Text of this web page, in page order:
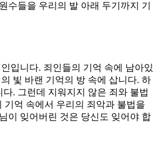
수들을 우리의 발 아래 두기까지 기
입니다. 죄인들의 기억 속에 남아있
빛 바랜 기억의 방 속에 삽니다. 하
. 그런데 지워지지 않은 죄와 불법
억 속에서 우리의 죄악과 불법을
이 잊어버린 것은 당신도 잊어야 합